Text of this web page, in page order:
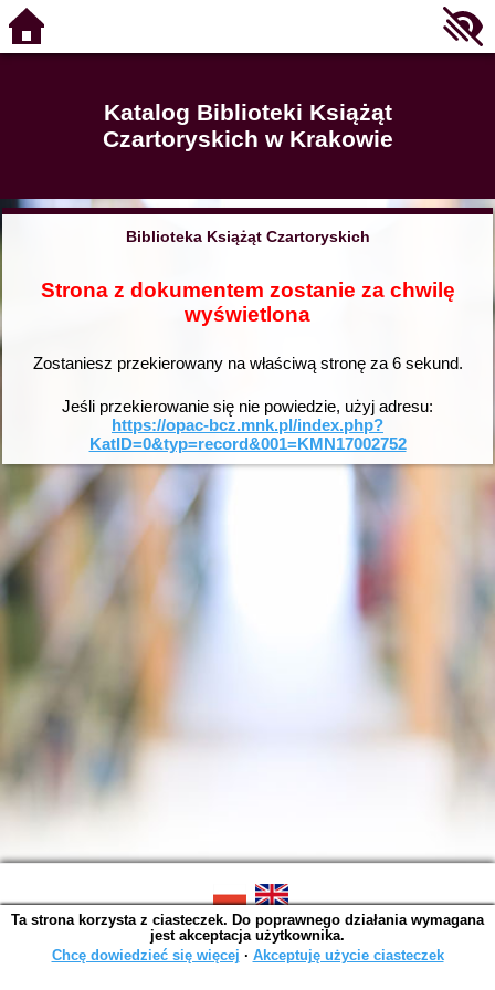
Katalog Biblioteki Książąt
Czartoryskich w Krakowie
Biblioteka Książąt Czartoryskich
Strona z dokumentem zostanie za chwilę
wyświetlona
Zostaniesz przekierowany na właściwą stronę za 6sekund.
Jeśli przekierowanie się nie powiedzie, użyj adresu:
https://opac-bcz.mnk.pl/index.php?
KatID=0&typ=record&001=KMN17002752
SOWA OPAC v. 6.11.10 (2026-07-24)
Wygenerowano w 0,0015 s.
Ta strona korzysta z ciasteczek. Do poprawnego działania wymagana
jest akceptacja użytkownika.
Chcę dowiedzieć się więcej ∙ Akceptuję użycie ciasteczek